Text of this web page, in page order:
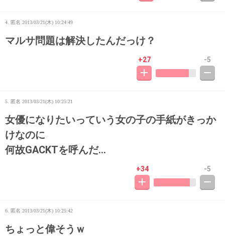
4. 匿名 2013/03/21(木) 10:24:49
マルサ問題は解決したんだっけ？
+27 -5
5. 匿名 2013/03/21(木) 10:25:21
女優になりたいっていう女の子の手紙がきっか
けなのに
何故GACKTを呼んだ…
+34 -5
6. 匿名 2013/03/21(木) 10:25:42
ちょっと偉そうｗ